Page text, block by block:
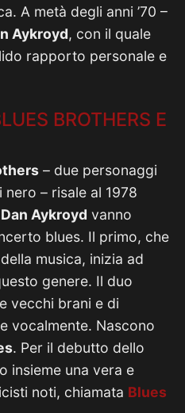
A metà degli anni ’70 –
Aykroyd, con il quale
rapporto personale e
BROTHERS E
– due personaggi
– risale al 1978
Dan Aykroyd vanno
blues. Il primo, che
musica, inizia ad
genere. Il duo
vecchi brani e di
vocalmente. Nascono
. Per il debutto dello
insieme una vera e
noti, chiamata Blues